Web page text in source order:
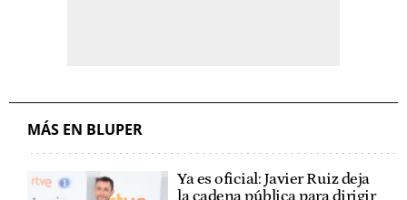
MÁS EN BLUPER
Ya es oficial: Javier Ruiz deja
la cadena pública para dirigir